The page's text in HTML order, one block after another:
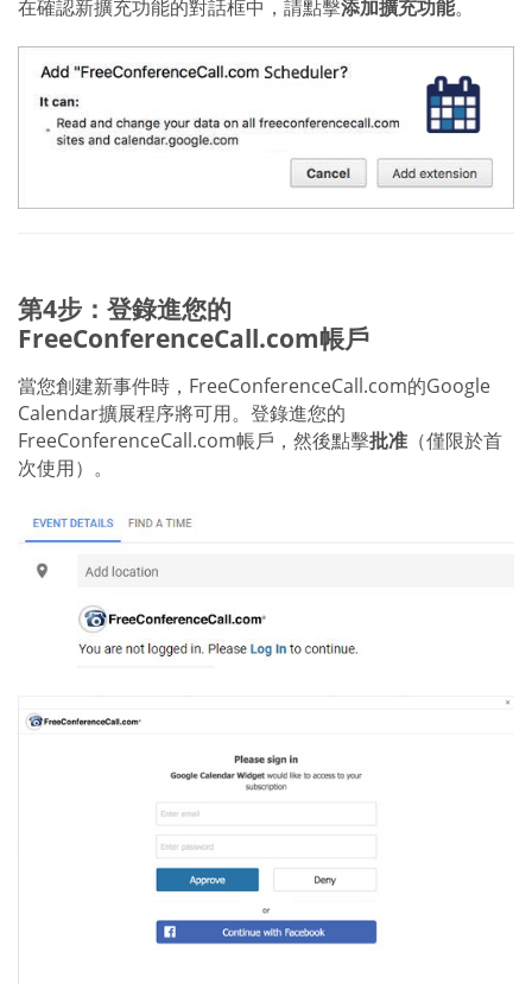
在確認新擴充功能的對話框中，請點擊添加擴充功能。
第4步：登錄進您的
FreeConferenceCall.com帳戶
當您創建新事件時，FreeConferenceCall.com的Google
Calendar擴展程序將可用。登錄進您的
FreeConferenceCall.com帳戶，然後點擊批准 （僅限於首
次使用）。